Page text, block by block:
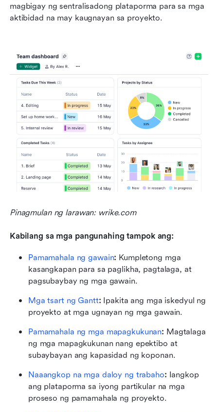
magbigay ng sentralisadong plataporma para sa mga
aktibidad na may kaugnayan sa proyekto.
Pinagmulan ng larawan: wrike.com
Kabilang sa mga pangunahing tampok ang:
Pamamahala ng gawain: Kumpletong mga
kasangkapan para sa paglikha, pagtalaga, at
pagsubaybay ng mga gawain.
Mga tsart ng Gantt: Ipakita ang mga iskedyul ng
proyekto at mga ugnayan ng mga gawain.
Pamamahala ng mga mapagkukunan: Magtalaga
ng mga mapagkukunan nang epektibo at
subaybayan ang kapasidad ng koponan.
Naaangkop na mga daloy ng trabaho: Iangkop
ang plataporma sa iyong partikular na mga
proseso ng pamamahala ng proyekto.